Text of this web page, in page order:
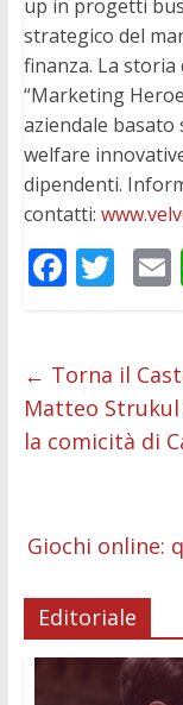
up in progetti
strategico del
finanza. La
“Marketing
aziendale basato
welfare
dipendenti.
contatti:
F
b
o
o
T
er l
← Torna il
Matteo
la comicità di
Giochi online:
Editoriale